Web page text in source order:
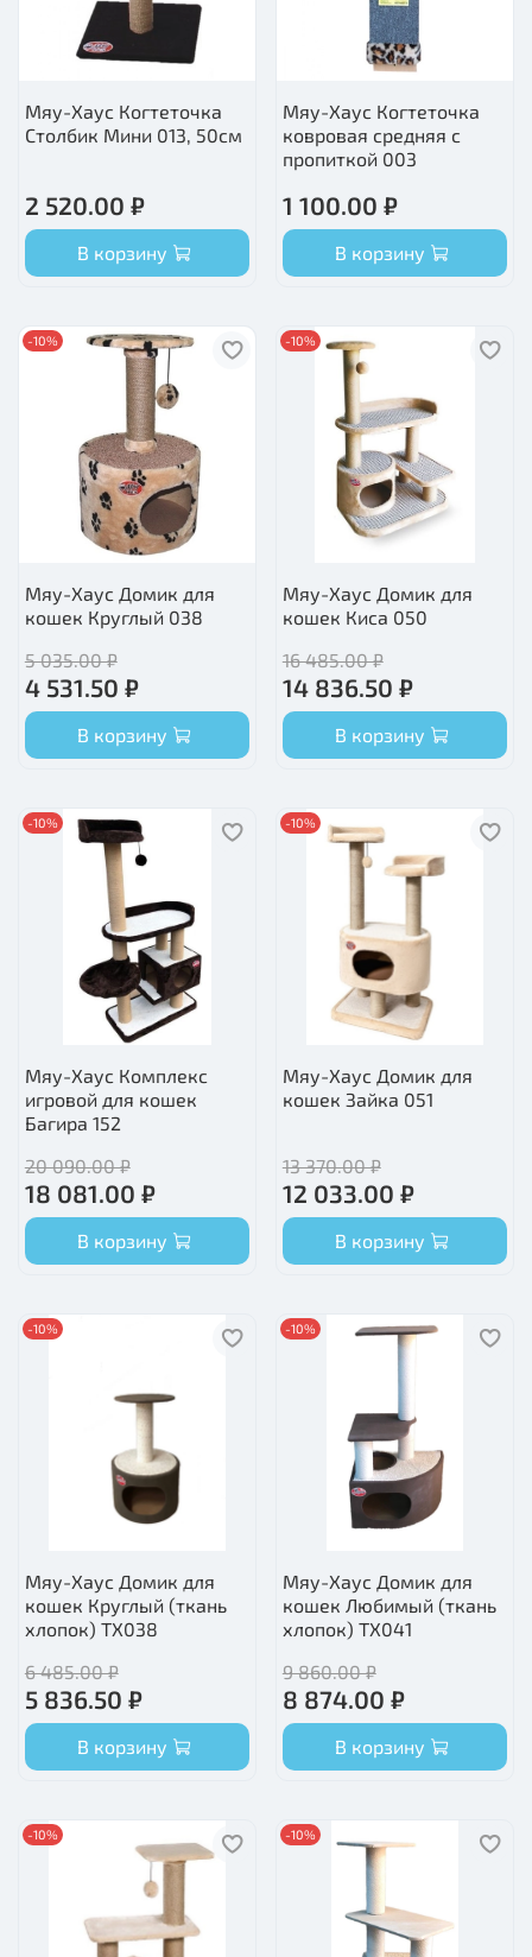
Мяу-Хаус Когтеточка
Столбик Мини 013, 50см
2 520.00 ₽
В корзину
Мяу-Хаус Когтеточка
ковровая средняя с
пропиткой 003
1 100.00 ₽
В корзину
-10%
Мяу-Хаус Домик для
кошек Круглый 038
5 035.00 ₽
4 531.50 ₽
В корзину
-10%
Мяу-Хаус Домик для
кошек Киса 050
16 485.00 ₽
14 836.50 ₽
В корзину
-10%
Мяу-Хаус Комплекс
игровой для кошек
Багира 152
20 090.00 ₽
18 081.00 ₽
В корзину
-10%
Мяу-Хаус Домик для
кошек Зайка 051
13 370.00 ₽
12 033.00 ₽
В корзину
-10%
Мяу-Хаус Домик для
кошек Круглый (ткань
хлопок) ТХ038
6 485.00 ₽
5 836.50 ₽
В корзину
-10%
Мяу-Хаус Домик для
кошек Любимый (ткань
хлопок) ТХ041
9 860.00 ₽
8 874.00 ₽
В корзину
-10% -10%